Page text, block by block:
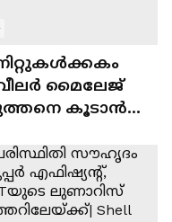
മൈലേജ്
കൂടാൻ